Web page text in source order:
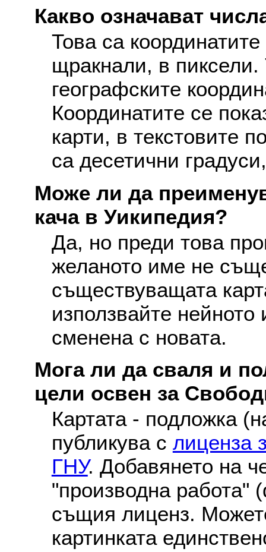
Какво означават
Това са
щракнали, в пиксели.
географските
Координатите се
карти, в текстовите
са десетични
Може ли да
кача в Уикипедия?
Да, но преди това
желаното име не
съществуващата
използвайте
сменена с новата.
Мога ли да сваля и
цели освен за
Картата - подложка
публикува с лиценза
ГНУ. Добавянето на
"производна работа"
същия лиценз.
картинката